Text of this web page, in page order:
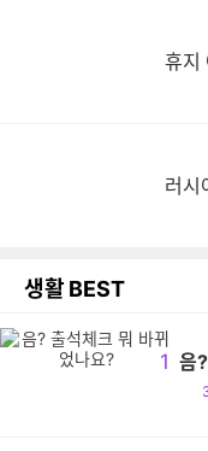
휴지
러시
생활 BEST
1 음